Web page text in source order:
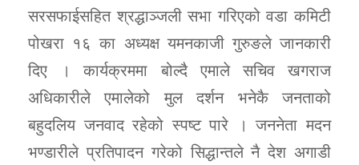
सरसफाईसहित श्रद्धाञ्जली सभा गरिएको वडा कमिटी
पोखरा १६ का अध्यक्ष यमनकाजी गुरुङले जानकारी
दिए । कार्यक्रममा बोल्दै एमाले सचिव खगराज
अधिकारीले एमालेको मुल दर्शन भनेकै जनताको
बहुदलिय जनवाद रहेको स्पष्ट पारे । जननेता मदन
भण्डारीले प्रतिपादन गरेको सिद्धान्तले नै देश अगाडी